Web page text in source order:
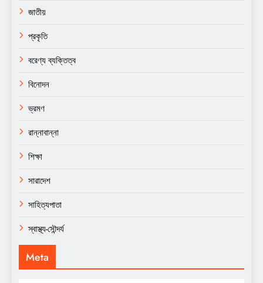
জাতীয়
প্রকৃতি
বরেণ্য ব্যক্তিত্ব
বিনোদন
ভ্রমণ
রান্নাবান্না
শিক্ষা
সারাদেশ
সাহিত্যপাতা
স্বাস্থ্য-সৌন্দর্য
Meta